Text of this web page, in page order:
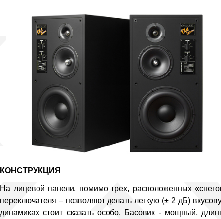
КОНСТРУКЦИЯ
На лицевой панели, помимо трех, расположенных
переключателя – позволяют делать легкую (± 2 дБ)
динамиках стоит сказать особо. Басовик - мощный,